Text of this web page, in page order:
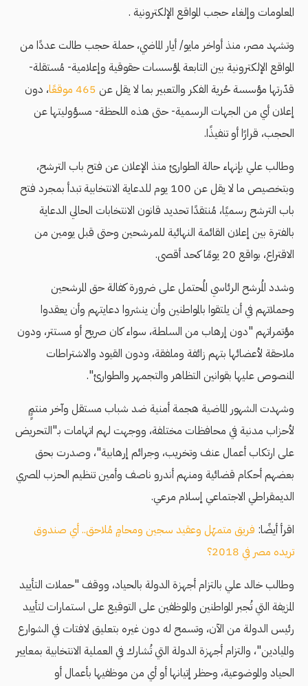
المعلومات وإلغاء حجب المواقع الإلكترونية .
وتشهد مصر، منذ أواخر مايو/ أيار الماضي، حملة حجب طالت عددًا من
المواقع الإلكترونية بين التابعة لمؤسسات حقوقية وإعلامية- مُستقلة-
قدّرتها مؤسسة حُرية الفكر والتعبير بما لا يقل عن 465 موقعًا
، دون
إعلان أي من الجهات الرسمية- حتى هذه اللحظة- مسؤوليتها عن
الحجب، قرارًا أو تنفيذًا.
وطالب علي بإنهاء حالة الطوارئ منذ الإعلان عن فتح باب الترشح،
وبتخصيص ما لا يقل عن 100 يوم للدعاية الانتخابية تبدأ بمجرد فتح
باب الترشح رسميًا، مُنتقدًا تحديد قانون الانتخابات الحالي الدعاية
بالفترة بين إعلان القائمة النهائية للمرشحين وحتى قبل يومين من
الاقتراع، بواقع 20 يومًا كحد أقصى.
وشدد المُرشح الرئاسي المُحتمل على ضرورة كفالة حق المرشحين
وحملاتهم في أن يلتقوا بالمواطنين وأن ينشروا دعايتهم وأن يعقدوا
مؤتمراتهم "دون إرهاب من السلطة، سواء كان صريح أو مستتر، ودون
ملاحقة لأعضائها بتهم زائفة وملفقة، ودون القيود والاشتراطات
المنصوص عليها بقوانين التظاهر والتجمهر والطوارئ".
وشهدت الشهور الماضية هجمة أمنية ضد شباب مستقل وآخر منتمٍٍ
ﻷحزاب مدنية في محافظات مختلفة، ووجهت لهم اتهامات بـ"التحريض
على ارتكاب أعمال عنف وتخريب، وجرائم إرهابية"، وصدرت بحق
بعضهم أحكام قضائية ومنهم أندرو ناصف وأمين تنظيم الحزب المصري
الديمقراطي الاجتماعي إسلام مرعي.
اقرأ أيضًا: فريق متمهّل وعقيد سجين ومحامٍ مُلاحق.. أي صندوق
تريده مصر في 2018؟
وطالب خالد علي بالتزام أجهزة الدولة بالحياد، ووقف "حملات التأييد
المزيفة التي تُجبر المواطنين والموظفين على التوقيع على استمارات لتأييد
رئيس الدولة من الآن، وتسمح له دون غيره بتعليق لافتات في الشوارع
والميادين"، والتزام أجهزة الدولة التي تُشارك في العملية الانتخابية بمعايير
الحياد والموضوعية، وحظر إتيانها أو أي من موظفيها بأعمال أو